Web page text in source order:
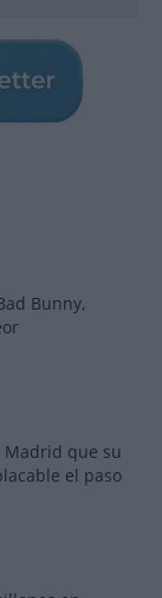
Bunny,
Madrid que su
el paso